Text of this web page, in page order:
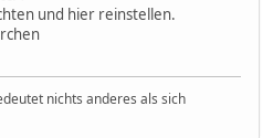
und hier reinstellen.
nichts anderes als sich